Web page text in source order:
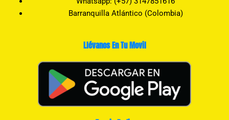
Barranquilla Atlántico (Colombia)
Llévanos En Tu Movil